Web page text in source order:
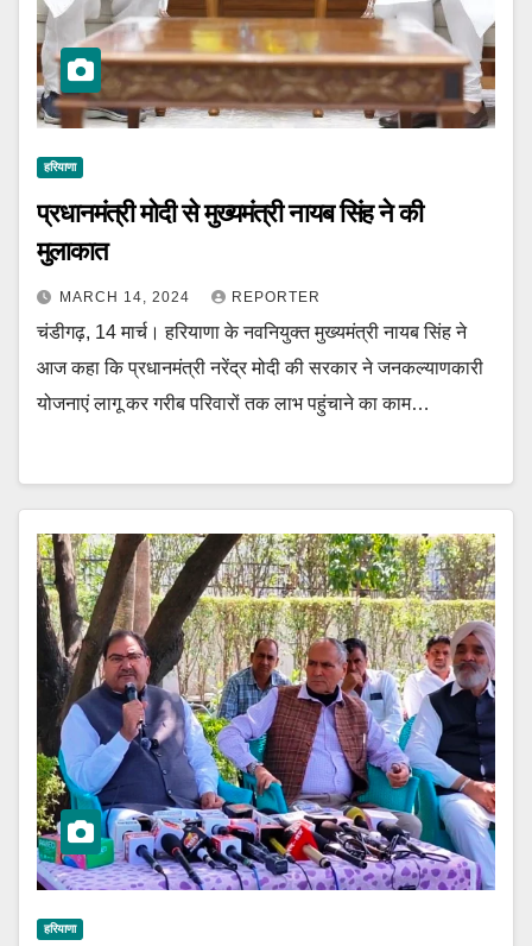
हरियाणा
प्रधानमंत्री मोदी से मुख्यमंत्री नायब सिंह ने की
मुलाकात
MARCH 14, 2024 REPORTER
चंडीगढ़, 14 मार्च। हरियाणा के नवनियुक्त मुख्यमंत्री नायब सिंह ने
आज कहा कि प्रधानमंत्री नरेंद्र मोदी की सरकार ने जनकल्याणकारी
योजनाएं लागू कर गरीब परिवारों तक लाभ पहुंचाने का काम…
हरियाणा